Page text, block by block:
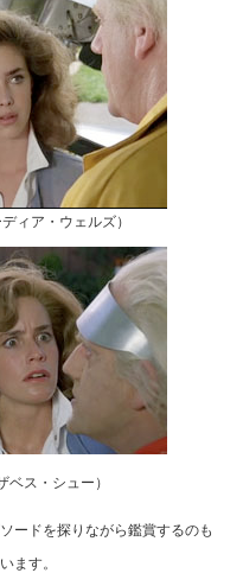
ィア・ウェルズ）
ベス・シュー）
ードを探りながら鑑賞するのも
ます。